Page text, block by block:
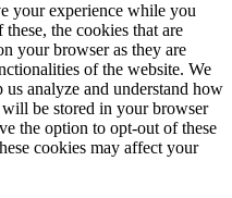
your experience while you
the cookies that are
your browser as they are
of the website. We
analyze and understand how
be stored in your browser
the option to opt-out of these
cookies may affect your